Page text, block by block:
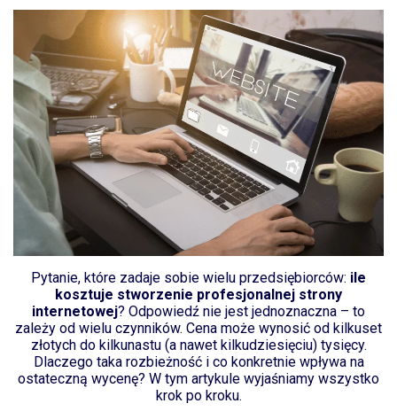
Pytanie, które zadaje sobie wielu przedsiębiorców: ile
kosztuje stworzenie profesjonalnej strony
internetowej? Odpowiedź nie jest jednoznaczna – to
zależy od wielu czynników. Cena może wynosić od kilkuset
złotych do kilkunastu (a nawet kilkudziesięciu) tysięcy.
Dlaczego taka rozbieżność i co konkretnie wpływa na
ostateczną wycenę? W tym artykule wyjaśniamy wszystko
krok po kroku.